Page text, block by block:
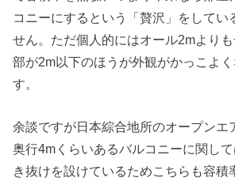
コニーにするという「贅沢」をしてい
せん。ただ個人的にはオール2mより
部が2m以下のほうが外観がかっこよ
す。
余談ですが日本綜合地所のオープンエ
奥行4mくらいあるバルコニーに関し
き抜けを設けているためこちらも容積